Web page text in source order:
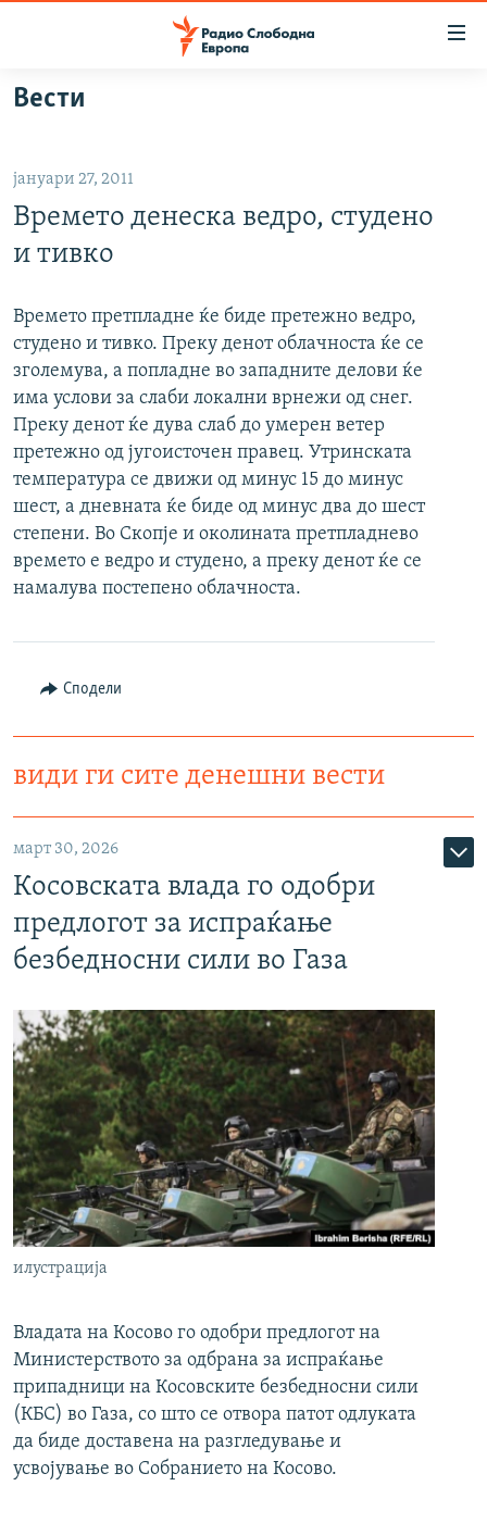
Оди
на
Оди
на
главната
навигација
на
пребарување
ВИЗУЕЛНО
ВЕСТИ
ПРИЈАВИ СЕ ЗА ЊУЗЛЕТЕР
ПОДКАСТ ЗОШТО?
СЛЕДЕТЕ НЕ
РСЕ веб страници
Вести
јануари 27, 2011
Времето денеска ведро, студено
и тивко
Времето претпладне ќе биде претежно ведро,
студено и тивко. Преку денот облачноста ќе се
зголемува, а попладне во западните делови ќе
има услови за слаби локални врнежи од снег.
Преку денот ќе дува слаб до умерен ветер
претежно од југоисточен правец. Утринската
температура се движи од минус 15 до минус
шест, а дневната ќе биде од минус два до шест
степени. Во Скопје и околината претпладнево
времето е ведро и студено, а преку денот ќе се
намалува постепено облачноста.
Сподели
види ги сите денешни вести
март 30, 2026
Косовската влада го одобри
предлогот за испраќање
безбедносни сили во Газа
илустрација
Владата на Косово го одобри предлогот на
Министерството за одбрана за испраќање
припадници на Косовските безбедносни сили
(КБС) во Газа, со што се отвора патот одлуката
да биде доставена на разгледување и
усвојување во Собранието на Косово.